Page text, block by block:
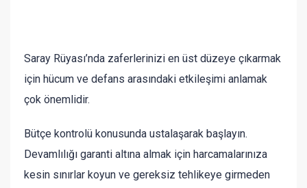
Saray Rüyası’nda zaferlerinizi en üst düzeye çıkarmak
için hücum ve defans arasındaki etkileşimi anlamak
çok önemlidir.
Bütçe kontrolü konusunda ustalaşarak başlayın.
Devamlılığı garanti altına almak için harcamalarınıza
kesin sınırlar koyun ve gereksiz tehlikeye girmeden